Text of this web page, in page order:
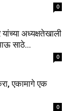
0
अध्यक्षतेखाली
साठे...
0
एकामागे एक
0